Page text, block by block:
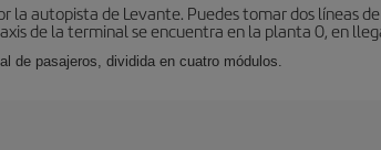
la autopista de Levante. Puedes tomar dos líneas
de la terminal se encuentra en la planta 0, en
de pasajeros, dividida en cuatro módulos.